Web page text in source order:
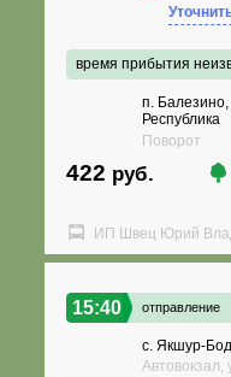
время прибытия
п. Балезино,
Республика
Поворот
422 руб.
ИП Швец Юрий
15:40 отправление
с. Якшур-